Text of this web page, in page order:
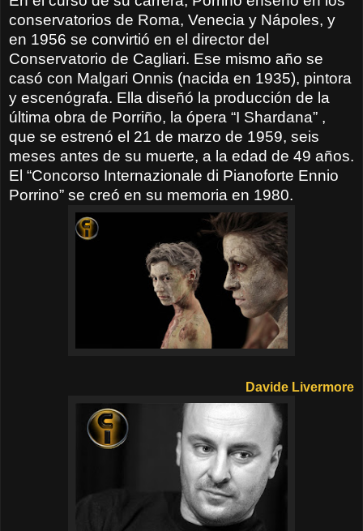
conservatorios de Roma, Venecia y Nápoles, y
en 1956 se convirtió en el director del
Conservatorio de Cagliari. Ese mismo año se
casó con Malgari Onnis (nacida en 1935), pintora
y escenógrafa. Ella diseñó la producción de la
última obra de Porriño, la ópera “I Shardana” ,
que se estrenó el 21 de marzo de 1959, seis
meses antes de su muerte, a la edad de 49 años.
El “Concorso Internazionale di Pianoforte Ennio
Porrino” se creó en su memoria en 1980.
Davide Livermore